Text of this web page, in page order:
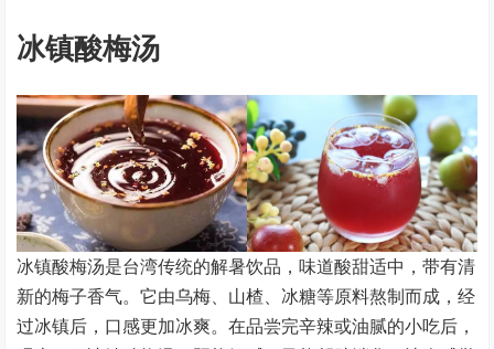
冰镇酸梅汤
冰镇酸梅汤是台湾传统的解暑饮品，味道酸甜适中，带有清
新的梅子香气。它由乌梅、山楂、冰糖等原料熬制而成，经
过冰镇后，口感更加冰爽。在品尝完辛辣或油腻的小吃后，